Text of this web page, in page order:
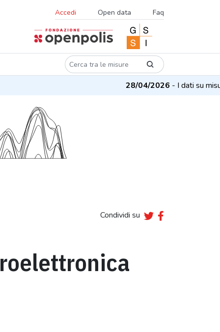
Accedi Open data Faq
28/04/2026- I dati su misure
Condividi su